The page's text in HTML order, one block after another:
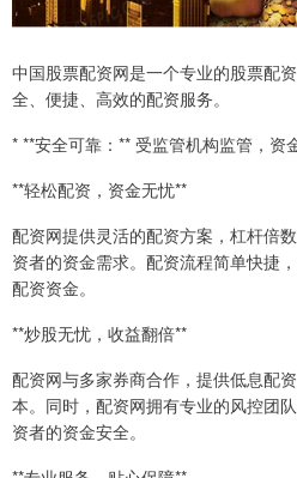
中国股票配资网是一个专业的股票配
全、便捷、高效的配资服务。
* **安全可靠：** 受监管机构监管，资
**轻松配资，资金无忧**
配资网提供灵活的配资方案，杠杆倍
资者的资金需求。配资流程简单快捷
配资资金。
**炒股无忧，收益翻倍**
配资网与多家券商合作，提供低息配
本。同时，配资网拥有专业的风控团
资者的资金安全。